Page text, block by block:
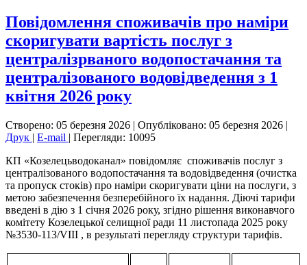
Повідомлення споживачів про наміри
скоригувати вартість послуг з
централізрваного водопостачання та
централізованого водовідведення з 1
квітня 2026 року
Створено: 05 березня 2026 | Опубліковано: 05 березня 2026 |
Друк | E-mail | Перегляди: 10095
КП «Козелецьводоканал» повідомляє споживачів послуг з
централізованого водопостачання та водовідведення (очистка
та пропуск стоків) про наміри скоригувати ціни на послуги, з
метою забезпечення безперебійного їх надання. Діючі тарифи
введені в дію з 1 січня 2026 року, згідно рішення виконавчого
комітету Козелецької селищної ради 11 листопада 2025 року
№3530-113/VIII , в результаті перегляду структури тарифів.